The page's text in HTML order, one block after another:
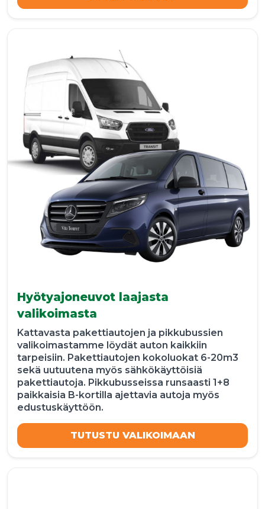
Hyötyajoneuvot laajasta
valikoimasta
Kattavasta pakettiautojen ja pikkubussien
valikoimastamme löydät auton kaikkiin
tarpeisiin. Pakettiautojen kokoluokat 6-20m3
sekä uutuutena myös sähkökäyttöisiä
pakettiautoja. Pikkubusseissa runsaasti 1+8
paikkaisia B-kortilla ajettavia autoja myös
edustuskäyttöön.
TUTUSTU VALIKOIMAAN